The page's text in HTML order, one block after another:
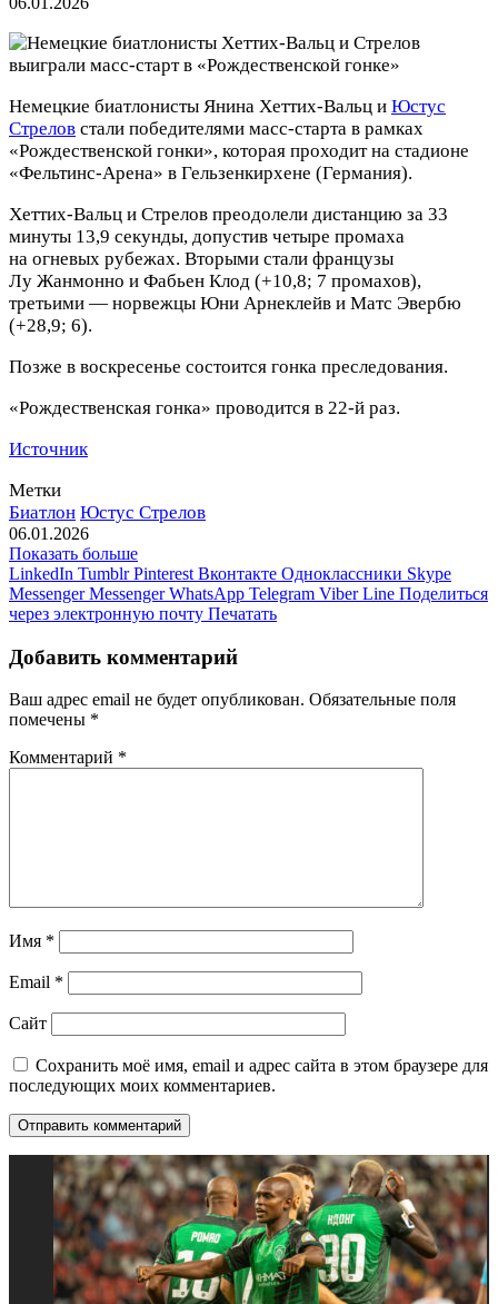
Немецкие биатлонисты Янина Хеттих‑Вальц и Юстус
Стрелов стали победителями масс‑старта в рамках
«Рождественской гонки», которая проходит на стадионе
«Фельтинс‑Арена» в Гельзенкирхене (Германия).
Хеттих‑Вальц и Стрелов преодолели дистанцию за 33
минуты 13,9 секунды, допустив четыре промаха
на огневых рубежах. Вторыми стали французы
Лу Жанмонно и Фабьен Клод (+10,8; 7 промахов),
третьими — норвежцы Юни Арнеклейв и Матс Эвербю
(+28,9; 6).
Позже в воскресенье состоится гонка преследования.
«Рождественская гонка» проводится в 22‑й раз.
Источник
Метки
Биатлон Юстус Стрелов
06.01.2026
Показать больше
LinkedIn Tumblr Pinterest Вконтакте Одноклассники Skype
Messenger Messenger WhatsApp Telegram Viber Line Поделиться
через электронную почту Печатать
Добавить комментарий
Ваш адрес email не будет опубликован. Обязательные поля
помечены *
Комментарий *
Имя *
Email *
Сайт
Сохранить моё имя, email и адрес сайта в этом браузере для
последующих моих комментариев.